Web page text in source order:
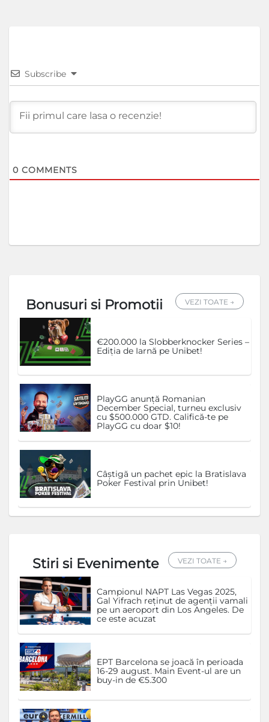
Subscribe
0 COMMENTS
Bonusuri si Promotii VEZI TOATE →
€200.000 la Slobberknocker Series –
Ediția de Iarnă pe Unibet!
PlayGG anunță Romanian
December Special, turneu exclusiv
cu $500.000 GTD. Califică-te pe
PlayGG cu doar $10!
Câștigă un pachet epic la Bratislava
Poker Festival prin Unibet!
Stiri si Evenimente VEZI TOATE →
Campionul NAPT Las Vegas 2025,
Gal Yifrach reținut de agenții vamali
pe un aeroport din Los Angeles. De
ce este acuzat
EPT Barcelona se joacă în perioada
16-29 august. Main Event-ul are un
buy-in de €5.300